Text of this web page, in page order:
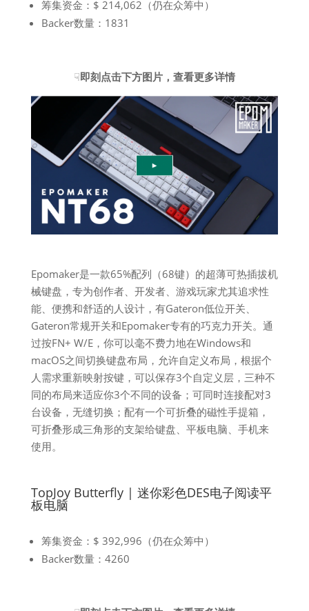
筹集资金：$ 214,062（仍在众筹中）
Backer数量：1831
☟即刻点击下方图片，查看更多详情
Epomaker是一款65%配列（68键）的超薄可热插拔机
械键盘，专为创作者、开发者、游戏玩家尤其追求性
能、便携和舒适的人设计，有Gateron低位开关、
Gateron常规开关和Epomaker专有的巧克力开关。通
过按FN+ W/E，你可以毫不费力地在Windows和
macOS之间切换键盘布局，允许自定义布局，根据个
人需求重新映射按键，可以保存3个自定义层，三种不
同的布局来适应你3个不同的设备；可同时连接配对3
台设备，无缝切换；配有一个可折叠的磁性手提箱，
可折叠形成三角形的支架给键盘、平板电脑、手机来
使用。
TopJoy Butterfly | 迷你彩色DES电子阅读平
板电脑
筹集资金：$ 392,996（仍在众筹中）
Backer数量：4260